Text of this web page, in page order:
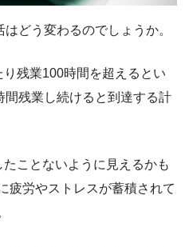
どう変わるのでしょうか。
り残業100時間を超えるとい
間残業し続けると到達する計
ことないように見えるかも
疲労やストレスが蓄積されて